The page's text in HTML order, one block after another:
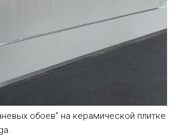
обоев" на керамической плитке